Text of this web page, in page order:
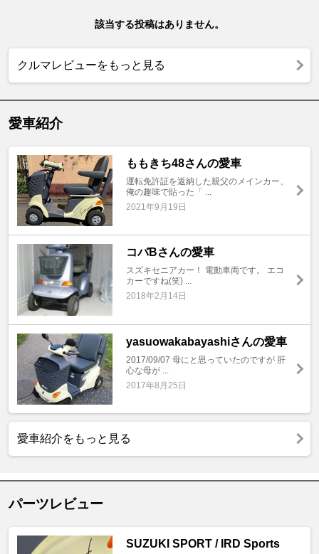
該当する投稿はありません。
クルマレビューをもっと見る
愛車紹介
ももきち48さんの愛車
運転免許証を返納した親父のメインカー、
俺の趣味で貼った「 ...
2021年9月19日
コバBさんの愛車
スズキセニアカー！ 電動車両です。 エコ
カーですね(笑) ...
2018年2月14日
yasuowakabayashiさんの愛車
2017/09/07 母にと思っていたのですが 肝
心な母が ...
2017年8月25日
愛車紹介をもっと見る
パーツレビュー
SUZUKI SPORT / IRD Sports